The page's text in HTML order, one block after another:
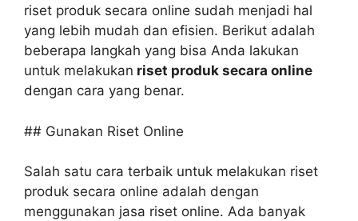
riset produk secara online sudah menjadi hal
yang lebih mudah dan efisien. Berikut adalah
beberapa langkah yang bisa Anda lakukan
untuk melakukan riset produk secara online
dengan cara yang benar.
## Gunakan Riset Online
Salah satu cara terbaik untuk melakukan riset
produk secara online adalah dengan
menggunakan jasa riset online. Ada banyak